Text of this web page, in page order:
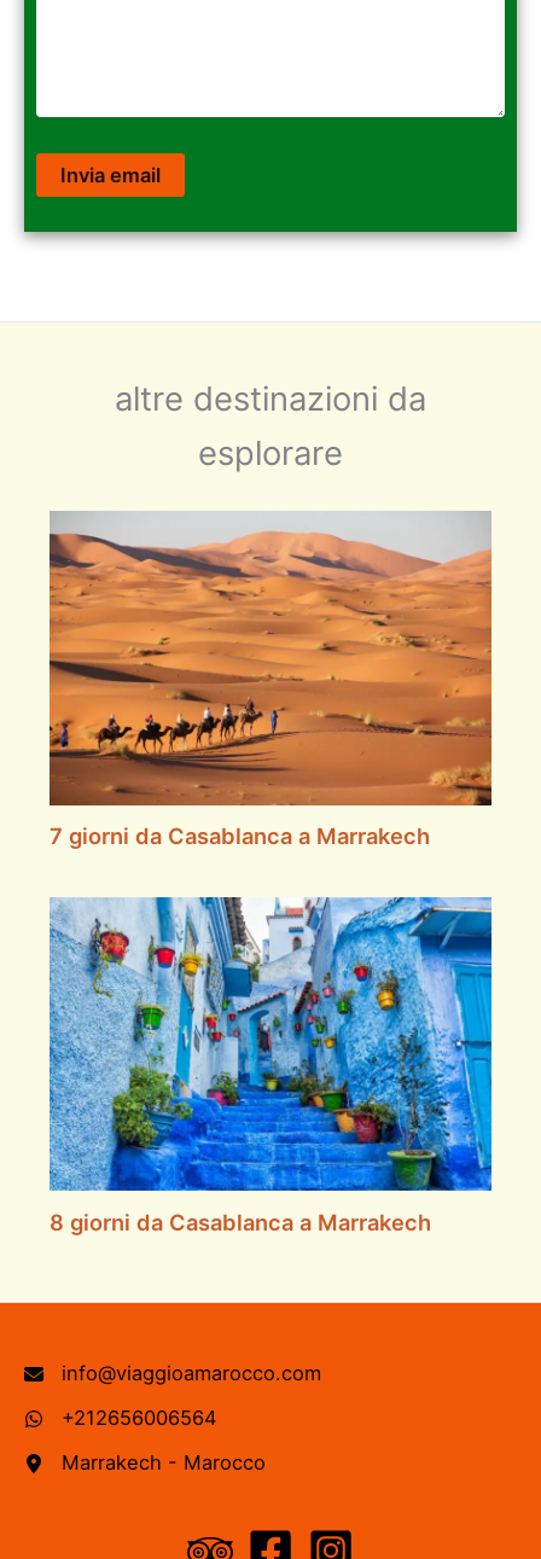
altre destinazioni da
esplorare
7 giorni da Casablanca a Marrakech
8 giorni da Casablanca a Marrakech
info@viaggioamarocco.com
+212656006564
Marrakech - Marocco